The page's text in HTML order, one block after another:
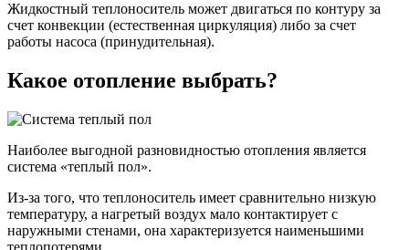
Жидкостный теплоноситель может двигаться по контуру за
счет конвекции (естественная циркуляция) либо за счет
работы насоса (принудительная).
Какое отопление выбрать?
Наиболее выгодной разновидностью отопления является
система «теплый пол».
Из-за того, что теплоноситель имеет сравнительно низкую
температуру, а нагретый воздух мало контактирует с
наружными стенами, она характеризуется наименьшими
теплопотерями.